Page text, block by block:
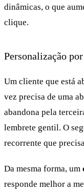
dinâmicas, o que
clique.
Personalização
Um cliente que está
vez precisa de uma
abandona pela
lembrete gentil. O
recorrente que
Da mesma forma, um
responde melhor a